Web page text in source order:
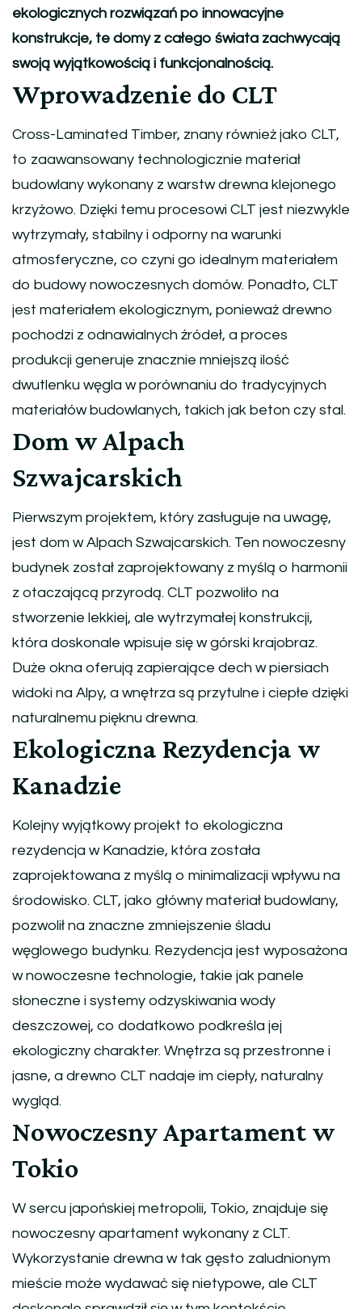
ekologicznych rozwiązań po innowacyjne
konstrukcje, te domy z całego świata zachwycają
swoją wyjątkowością i funkcjonalnością.
Wprowadzenie do CLT
Cross-Laminated Timber, znany również jako CLT,
to zaawansowany technologicznie materiał
budowlany wykonany z warstw drewna klejonego
krzyżowo. Dzięki temu procesowi CLT jest niezwykle
wytrzymały, stabilny i odporny na warunki
atmosferyczne, co czyni go idealnym materiałem
do budowy nowoczesnych domów. Ponadto, CLT
jest materiałem ekologicznym, ponieważ drewno
pochodzi z odnawialnych źródeł, a proces
produkcji generuje znacznie mniejszą ilość
dwutlenku węgla w porównaniu do tradycyjnych
materiałów budowlanych, takich jak beton czy stal.
Dom w Alpach
Szwajcarskich
Pierwszym projektem, który zasługuje na uwagę,
jest dom w Alpach Szwajcarskich. Ten nowoczesny
budynek został zaprojektowany z myślą o harmonii
z otaczającą przyrodą. CLT pozwoliło na
stworzenie lekkiej, ale wytrzymałej konstrukcji,
która doskonale wpisuje się w górski krajobraz.
Duże okna oferują zapierające dech w piersiach
widoki na Alpy, a wnętrza są przytulne i ciepłe dzięki
naturalnemu pięknu drewna.
Ekologiczna Rezydencja w
Kanadzie
Kolejny wyjątkowy projekt to ekologiczna
rezydencja w Kanadzie, która została
zaprojektowana z myślą o minimalizacji wpływu na
środowisko. CLT, jako główny materiał budowlany,
pozwolił na znaczne zmniejszenie śladu
węglowego budynku. Rezydencja jest wyposażona
w nowoczesne technologie, takie jak panele
słoneczne i systemy odzyskiwania wody
deszczowej, co dodatkowo podkreśla jej
ekologiczny charakter. Wnętrza są przestronne i
jasne, a drewno CLT nadaje im ciepły, naturalny
wygląd.
Nowoczesny Apartament w
Tokio
W sercu japońskiej metropolii, Tokio, znajduje się
nowoczesny apartament wykonany z CLT.
Wykorzystanie drewna w tak gęsto zaludnionym
mieście może wydawać się nietypowe, ale CLT